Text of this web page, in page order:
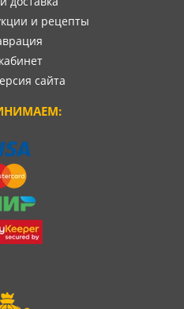
и рецепты
сайта